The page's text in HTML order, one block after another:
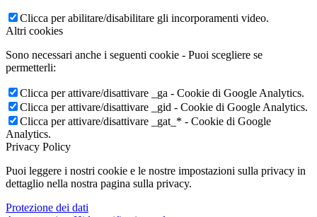
Clicca per abilitare/disabilitare gli incorporamenti video.
Altri cookies
Sono necessari anche i seguenti cookie - Puoi scegliere se
permetterli:
Clicca per attivare/disattivare _ga - Cookie di Google Analytics.
Clicca per attivare/disattivare _gid - Cookie di Google Analytics.
Clicca per attivare/disattivare _gat_* - Cookie di Google
Analytics.
Privacy Policy
Puoi leggere i nostri cookie e le nostre impostazioni sulla privacy in
dettaglio nella nostra pagina sulla privacy.
Protezione dei dati